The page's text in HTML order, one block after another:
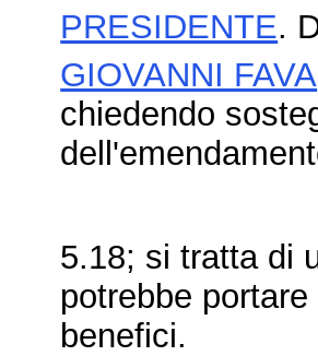
PRESIDENTE.
GIOVANNI FAVA
chiedendo
5.18; si tratta di
potrebbe
benefici.